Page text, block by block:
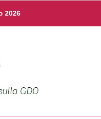
2026